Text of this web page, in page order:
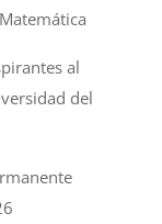
al
del